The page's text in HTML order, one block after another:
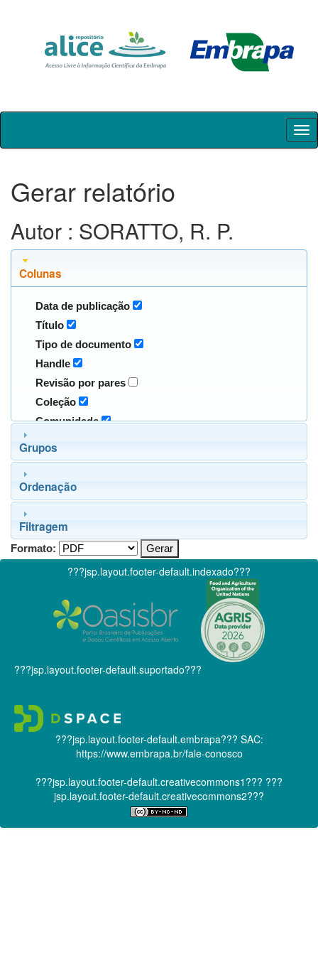
Skip
Gerar relatório
Autor : SORATTO, R. P.
Colunas
Data de publicação
Título
Tipo de documento
Handle
Revisão por pares
Coleção
Comunidade
Grupos
Ordenação
Filtragem
Formato:
???jsp.layout.footer-default.indexado???
???jsp.layout.footer-default.suportado???
???jsp.layout.footer-default.embrapa??? SAC:
https://www.embrapa.br/fale-conosco
???jsp.layout.footer-default.creativecommons1??? ???
jsp.layout.footer-default.creativecommons2???